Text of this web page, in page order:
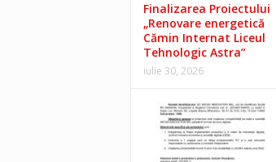
Finalizarea Proiectului
„Renovare energetică
Cămin Internat Liceul
Tehnologic Astra”
iulie 30, 2026